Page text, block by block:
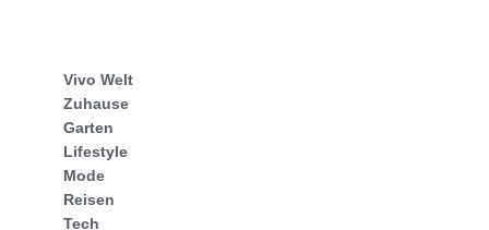
Vivo Welt
Zuhause
Garten
Lifestyle
Mode
Reisen
Tech